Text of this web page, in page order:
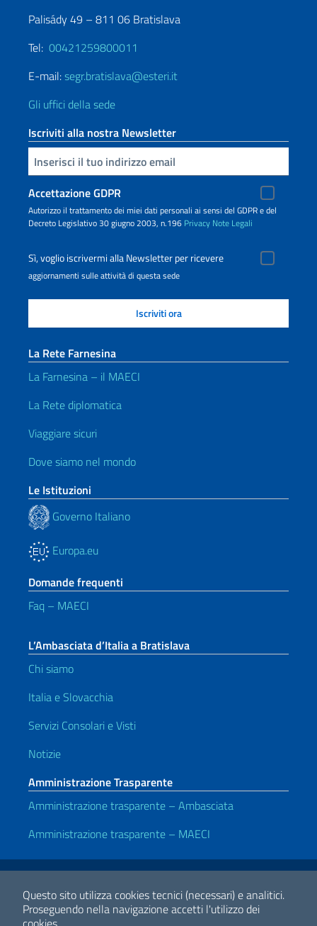
Questo sito utilizza cookies tecnici (necessari) e analitici.
Proseguendo nella navigazione accetti l'utilizzo dei
Palisády 49 – 811 06 Bratislava
Tel: 00421259800011
E-mail:segr.bratislava@esteri.it
Gli uffici della sede
Iscriviti alla nostra Newsletter
Inserisci la tua email
Accettazione GDPR
Autorizzo il trattamento dei miei dati personali ai sensi del GDPR e del
Decreto Legislativo 30 giugno 2003, n.196 Privacy Note Legali
Sì, voglio iscrivermi alla Newsletter per ricevere
aggiornamenti sulle attività di questa sede
La Rete Farnesina
La Farnesina – il MAECI
La Rete diplomatica
Viaggiare sicuri
Dove siamo nel mondo
Le Istituzioni
Governo Italiano
Europa.eu
Domande frequenti
Faq – MAECI
L’Ambasciata d’Italia a Bratislava
Chi siamo
Italia e Slovacchia
Servizi Consolari e Visti
Notizie
Amministrazione Trasparente
Amministrazione trasparente – Ambasciata
Amministrazione trasparente – MAECI
Link Utili